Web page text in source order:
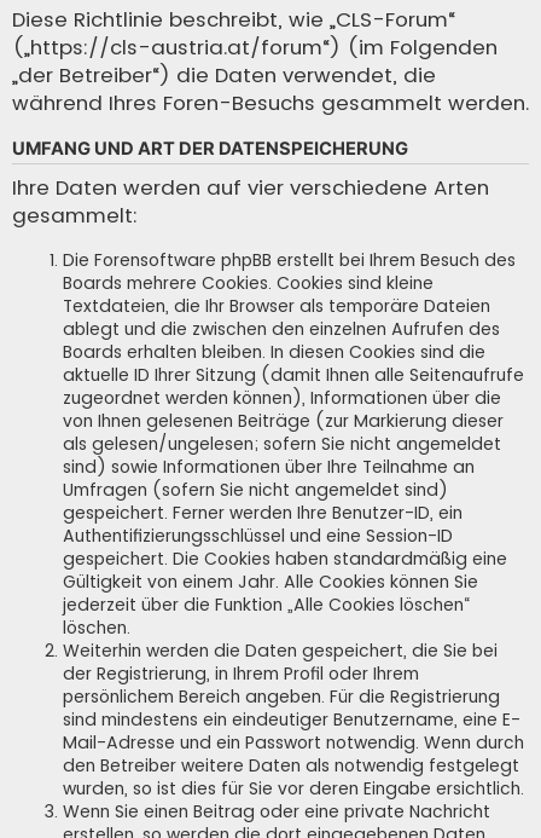
Diese Richtlinie beschreibt, wie „CLS-Forum“
(„https://cls-austria.at/forum“) (im Folgenden
„der Betreiber“) die Daten verwendet, die
während Ihres Foren-Besuchs gesammelt werden.
UMFANG UND ART DER DATENSPEICHERUNG
Ihre Daten werden auf vier verschiedene Arten
gesammelt:
Die Forensoftware phpBB erstellt bei Ihrem Besuch des
Boards mehrere Cookies. Cookies sind kleine
Textdateien, die Ihr Browser als temporäre Dateien
ablegt und die zwischen den einzelnen Aufrufen des
Boards erhalten bleiben. In diesen Cookies sind die
aktuelle ID Ihrer Sitzung (damit Ihnen alle Seitenaufrufe
zugeordnet werden können), Informationen über die
von Ihnen gelesenen Beiträge (zur Markierung dieser
als gelesen/ungelesen; sofern Sie nicht angemeldet
sind) sowie Informationen über Ihre Teilnahme an
Umfragen (sofern Sie nicht angemeldet sind)
gespeichert. Ferner werden Ihre Benutzer-ID, ein
Authentifizierungsschlüssel und eine Session-ID
gespeichert. Die Cookies haben standardmäßig eine
Gültigkeit von einem Jahr. Alle Cookies können Sie
jederzeit über die Funktion „Alle Cookies löschen“
löschen.
Weiterhin werden die Daten gespeichert, die Sie bei
der Registrierung, in Ihrem Profil oder Ihrem
persönlichem Bereich angeben. Für die Registrierung
sind mindestens ein eindeutiger Benutzername, eine E-
Mail-Adresse und ein Passwort notwendig. Wenn durch
den Betreiber weitere Daten als notwendig festgelegt
wurden, so ist dies für Sie vor deren Eingabe ersichtlich.
Wenn Sie einen Beitrag oder eine private Nachricht